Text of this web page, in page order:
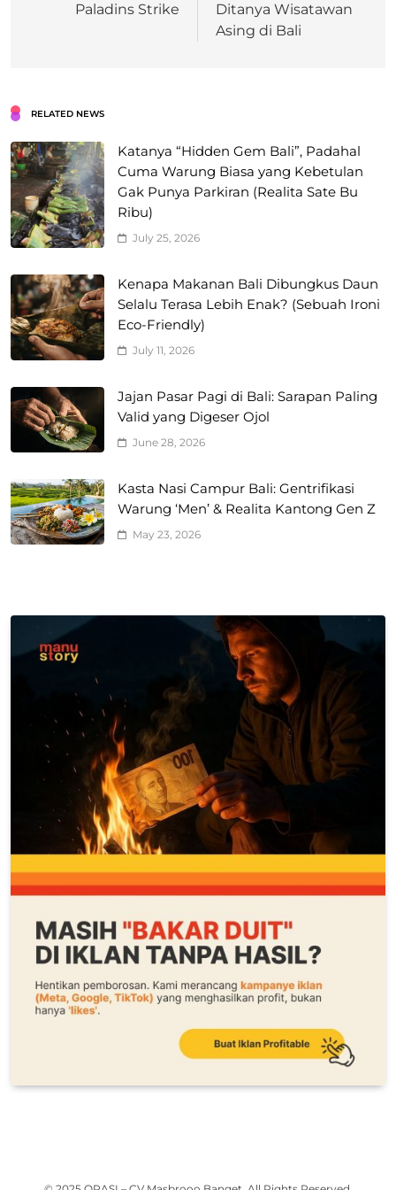
Paladins Strike
Ditanya Wisatawan
Asing di Bali
RELATED NEWS
Katanya “Hidden Gem Bali”, Padahal
Cuma Warung Biasa yang Kebetulan
Gak Punya Parkiran (Realita Sate Bu
Ribu)
July 25, 2026
Kenapa Makanan Bali Dibungkus Daun
Selalu Terasa Lebih Enak? (Sebuah Ironi
Eco-Friendly)
July 11, 2026
Jajan Pasar Pagi di Bali: Sarapan Paling
Valid yang Digeser Ojol
June 28, 2026
Kasta Nasi Campur Bali: Gentrifikasi
Warung ‘Men’ & Realita Kantong Gen Z
May 23, 2026